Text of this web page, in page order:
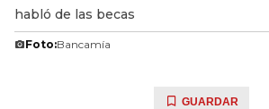
habló de las becas
Foto:Bancamía
GUARDAR